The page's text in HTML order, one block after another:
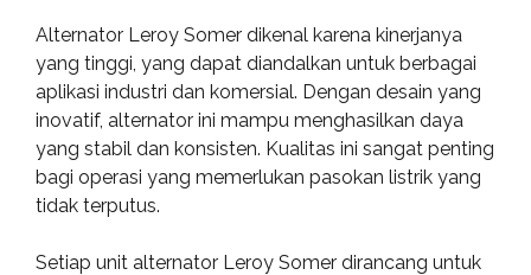
Alternator Leroy Somer dikenal karena kinerjanya
yang tinggi, yang dapat diandalkan untuk berbagai
aplikasi industri dan komersial. Dengan desain yang
inovatif, alternator ini mampu menghasilkan daya
yang stabil dan konsisten. Kualitas ini sangat penting
bagi operasi yang memerlukan pasokan listrik yang
tidak terputus.
Setiap unit alternator Leroy Somer dirancang untuk